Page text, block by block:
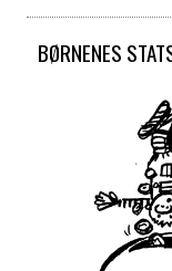
BØRNENES